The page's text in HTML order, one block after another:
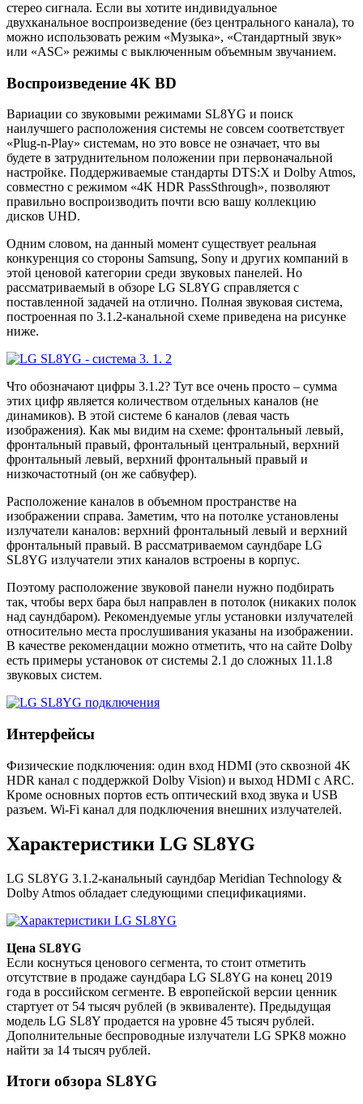
стерео сигнала. Если вы хотите индивидуальное
двухканальное воспроизведение (без центрального канала), то
можно использовать режим «Музыка», «Стандартный звук»
или «ASC» режимы с выключенным объемным звучанием.
Воспроизведение 4K BD
Вариации со звуковыми режимами SL8YG и поиск
наилучшего расположения системы не совсем соответствует
«Plug-n-Play» системам, но это вовсе не означает, что вы
будете в затруднительном положении при первоначальной
настройке. Поддерживаемые стандарты DTS:X и Dolby Atmos,
совместно с режимом «4K HDR PassSthrough», позволяют
правильно воспроизводить почти всю вашу коллекцию
дисков UHD.
Одним словом, на данный момент существует реальная
конкуренция со стороны Samsung, Sony и других компаний в
этой ценовой категории среди звуковых панелей. Но
рассматриваемый в обзоре LG SL8YG справляется с
поставленной задачей на отлично. Полная звуковая система,
построенная по 3.1.2-канальной схеме приведена на рисунке
ниже.
Что обозначают цифры 3.1.2? Тут все очень просто – сумма
этих цифр является количеством отдельных каналов (не
динамиков). В этой системе 6 каналов (левая часть
изображения). Как мы видим на схеме: фронтальный левый,
фронтальный правый, фронтальный центральный, верхний
фронтальный левый, верхний фронтальный правый и
низкочастотный (он же сабвуфер).
Расположение каналов в объемном пространстве на
изображении справа. Заметим, что на потолке установлены
излучатели каналов: верхний фронтальный левый и верхний
фронтальный правый. В рассматриваемом саундбаре LG
SL8YG излучатели этих каналов встроены в корпус.
Поэтому расположение звуковой панели нужно подбирать
так, чтобы верх бара был направлен в потолок (никаких полок
над саундбаром). Рекомендуемые углы установки излучателей
относительно места прослушивания указаны на изображении.
В качестве рекомендации можно отметить, что на сайте Dolby
есть примеры установок от системы 2.1 до сложных 11.1.8
звуковых систем.
Интерфейсы
Физические подключения: один вход HDMI (это сквозной 4K
HDR канал с поддержкой Dolby Vision) и выход HDMI с ARC.
Кроме основных портов есть оптический вход звука и USB
разъем. Wi-Fi канал для подключения внешних излучателей.
Характеристики LG SL8YG
LG SL8YG 3.1.2-канальный саундбар Meridian Technology &
Dolby Atmos обладает следующими спецификациями.
Цена SL8YG
Если коснуться ценового сегмента, то стоит отметить
отсутствие в продаже саундбара LG SL8YG на конец 2019
года в российском сегменте. В европейской версии ценник
стартует от 54 тысяч рублей (в эквиваленте). Предыдущая
модель LG SL8Y продается на уровне 45 тысяч рублей.
Дополнительные беспроводные излучатели LG SPK8 можно
найти за 14 тысяч рублей.
Итоги обзора SL8YG